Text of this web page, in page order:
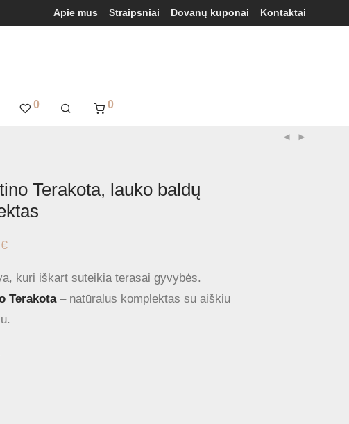
Apie mus Straipsniai Dovanų kuponai Kontaktai
0 0
Terakota, lauko baldų
€
kuri iškart suteikia terasai gyvybės.
Terakota– natūralus komplektas su aiškiu